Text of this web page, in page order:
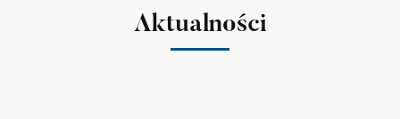
Aktualności